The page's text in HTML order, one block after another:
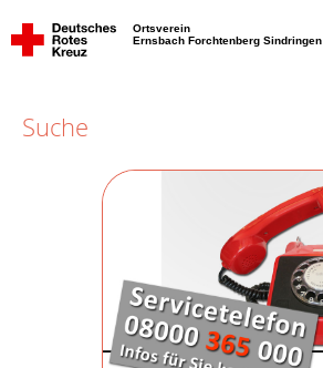
Ortsverein
Ernsbach Forchtenberg Sindringen
Suche